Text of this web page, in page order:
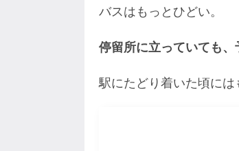
バスはもっとひどい。
停留所に立っていても、
駅にたどり着いた頃には